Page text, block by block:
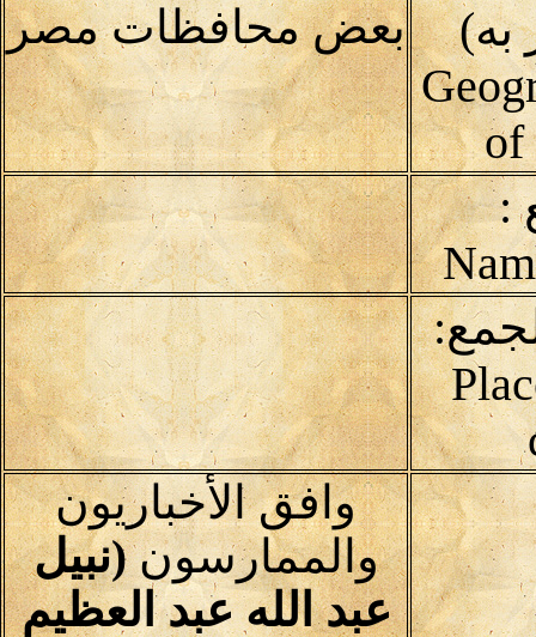
به)
of
بعض محافظات مصر
:
وافق الأخباريون
والممارسون(نبيل
عبد الله عبد العظيم